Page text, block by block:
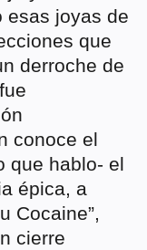
esas joyas de
que
derroche de
conoce el
que hablo- el
épica, a
Cocaine”,
cierre